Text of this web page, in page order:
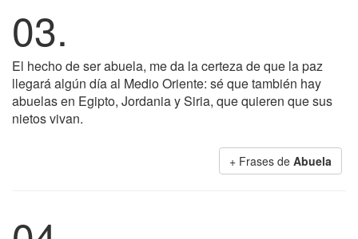
03.
El hecho de ser abuela, me da la certeza de que la paz
llegará algún día al Medio Oriente: sé que también hay
abuelas en Egipto, Jordania y Siria, que quieren que sus
nietos vivan.
+ Frases de Abuela